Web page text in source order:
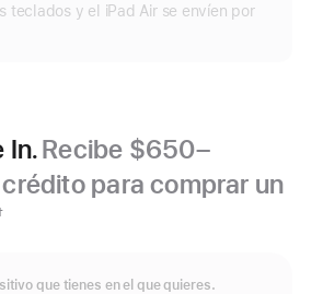
teclados y el iPad Air se envíen por
In.Recibe $650–
para comprar un
que tienes en el que quieres.